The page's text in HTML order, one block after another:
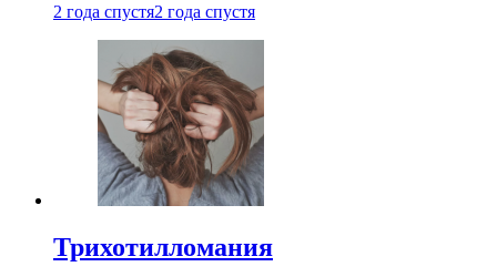
2 года спустя2 года спустя
Трихотилломания